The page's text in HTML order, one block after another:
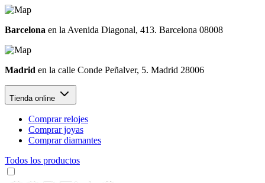
Barcelona en la Avenida Diagonal, 413. Barcelona 08008
Madrid en la calle Conde Peñalver, 5. Madrid 28006
Tienda online
Comprar relojes
Comprar joyas
Comprar diamantes
Todos los productos